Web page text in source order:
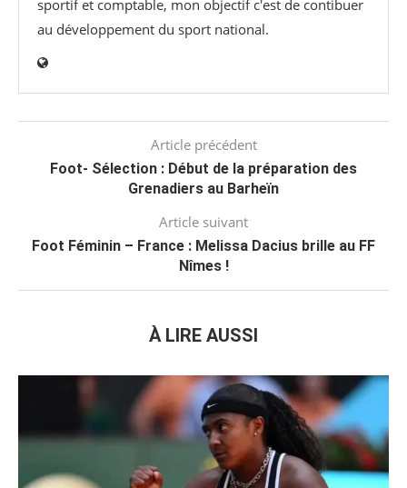
sportif et comptable, mon objectif c'est de contibuer
au développement du sport national.
Article précédent
Foot- Sélection : Début de la préparation des
Grenadiers au Barheïn
Article suivant
Foot Féminin – France : Melissa Dacius brille au FF
Nîmes !
À LIRE AUSSI